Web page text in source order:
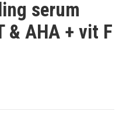
serum
& AHA + vit F